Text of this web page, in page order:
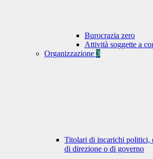
Burocrazia zero
Attività soggette a
Organizzazione 3
Titolari di incarichi politici,
di direzione o di governo